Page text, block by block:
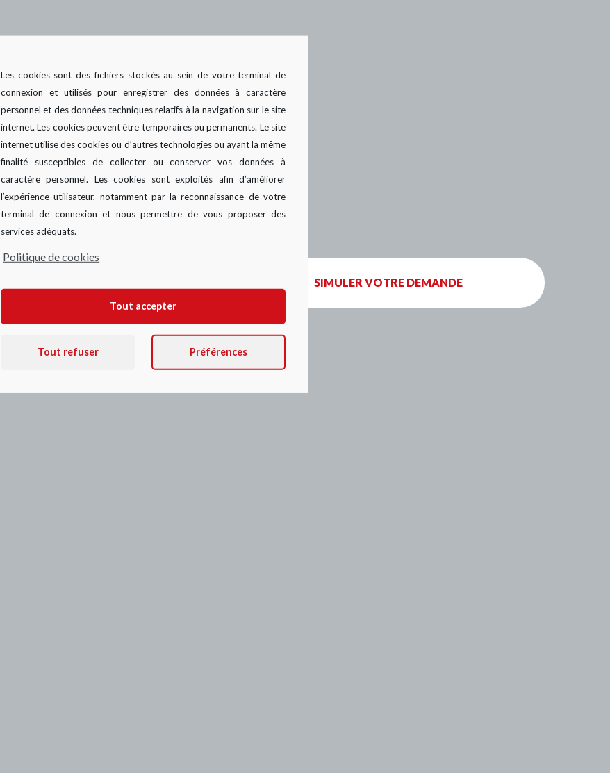
SIMULER VOTRE DEMANDE
Les cookies sont des fichiers stockés au sein de votre terminal de
connexion et utilisés pour enregistrer des données à caractère
personnel et des données techniques relatifs à la navigation sur le site
internet. Les cookies peuvent être temporaires ou permanents. Le site
internet utilise des cookies ou d’autres technologies ou ayant la même
finalité susceptibles de collecter ou conserver vos données à
caractère personnel. Les cookies sont exploités afin d’améliorer
l’expérience utilisateur, notamment par la reconnaissance de votre
terminal de connexion et nous permettre de vous proposer des
services adéquats.
Politique de cookies
Tout accepter
Tout refuser Préférences